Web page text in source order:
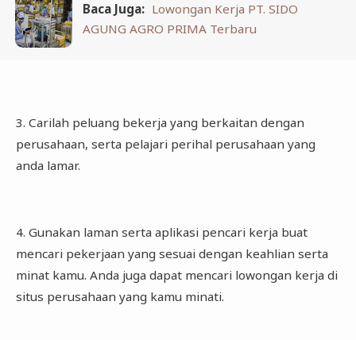
Baca Juga: Lowongan Kerja PT. SIDO
AGUNG AGRO PRIMA Terbaru
3. Carilah peluang bekerja yang berkaitan dengan
perusahaan, serta pelajari perihal perusahaan yang
anda lamar.
4. Gunakan laman serta aplikasi pencari kerja buat
mencari pekerjaan yang sesuai dengan keahlian serta
minat kamu. Anda juga dapat mencari lowongan kerja di
situs perusahaan yang kamu minati.